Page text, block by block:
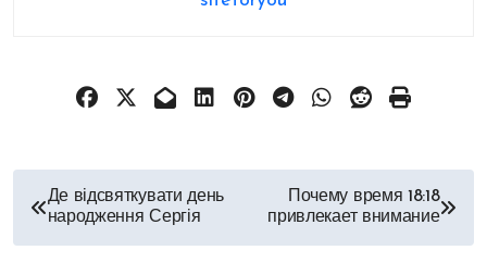
Навігація
записів
Де відсвяткувати день
народження Сергія
Почему время 18:18
привлекает внимание